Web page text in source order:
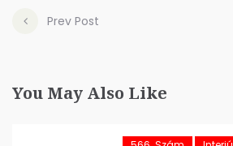
Prev Post
You May Also Like